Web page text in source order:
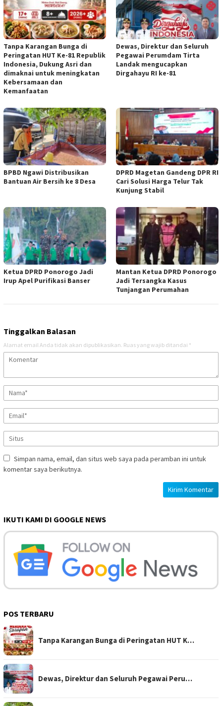
Tanpa Karangan Bunga di
Peringatan HUT Ke-81 Republik
Indonesia, Dukung Asri dan
dimaknai untuk meningkatan
Kebersamaan dan
Kemanfaatan
Dewas, Direktur dan Seluruh
Pegawai Perumdam Tirta
Landak mengucapkan
Dirgahayu RI ke-81
BPBD Ngawi Distribusikan
Bantuan Air Bersih ke 8 Desa
DPRD Magetan Gandeng DPR RI
Cari Solusi Harga Telur Tak
Kunjung Stabil
Ketua DPRD Ponorogo Jadi
Irup Apel Purifikasi Banser
Mantan Ketua DPRD Ponorogo
Jadi Tersangka Kasus
Tunjangan Perumahan
Tinggalkan Balasan
Alamat email Anda tidak akan dipublikasikan. Ruas yang wajib ditandai *
Simpan nama, email, dan situs web saya pada peramban ini untuk
komentar saya berikutnya.
IKUTI KAMI DI GOOGLE NEWS
POS TERBARU
Tanpa Karangan Bunga di Peringatan HUT K…
Dewas, Direktur dan Seluruh Pegawai Peru…